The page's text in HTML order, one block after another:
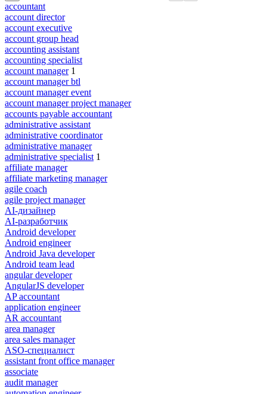
accountant
account director
account executive
account group head
accounting assistant
accounting specialist
account manager 1
account manager btl
account manager event
account manager project manager
accounts payable accountant
administrative assistant
administrative coordinator
administrative manager
administrative specialist 1
affiliate manager
affiliate marketing manager
agile coach
agile project manager
AI-дизайнер
AI-разработчик
Android developer
Android engineer
Android Java developer
Android team lead
angular developer
AngularJS developer
AP accountant
application engineer
AR accountant
area manager
area sales manager
ASO-специалист
assistant front office manager
associate
audit manager